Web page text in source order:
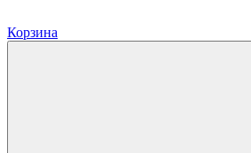
Корзина